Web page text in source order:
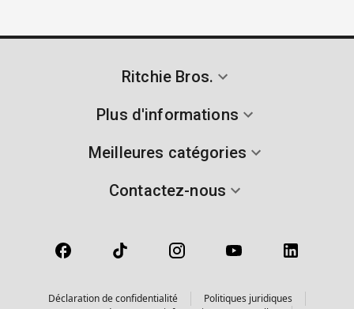
Ritchie Bros.
Plus d'informations
Meilleures catégories
Contactez-nous
Déclaration de confidentialité
Politiques juridiques